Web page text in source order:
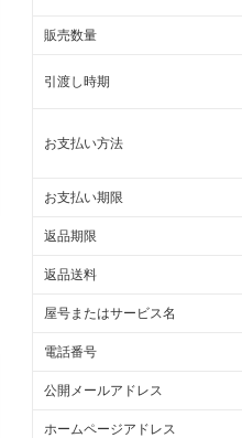
販売数量
引渡し時期
お支払い方法
お支払い期限
返品期限
返品送料
屋号またはサービス名
電話番号
公開メールアドレス
ホームページアドレス